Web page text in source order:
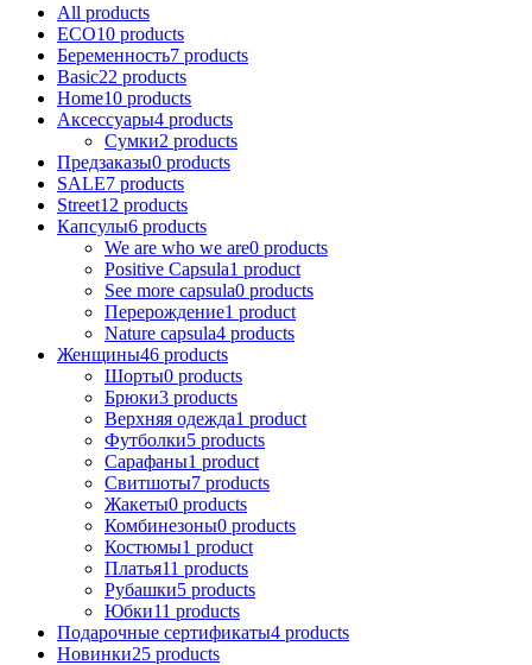
All products
ECO10 products
Беременность7 products
Basic22 products
Home10 products
Аксессуары4 products
Сумки2 products
Предзаказы0 products
SALE7 products
Street12 products
Капсулы6 products
We are who we are0 products
Positive Capsula1 product
See more capsula0 products
Перерождение1 product
Nature capsula4 products
Женщины46 products
Шорты0 products
Брюки3 products
Верхняя одежда1 product
Футболки5 products
Сарафаны1 product
Cвитшоты7 products
Жакеты0 products
Комбинезоны0 products
Костюмы1 product
Платья11 products
Рубашки5 products
Юбки11 products
Подарочные сертификаты4 products
Новинки25 products